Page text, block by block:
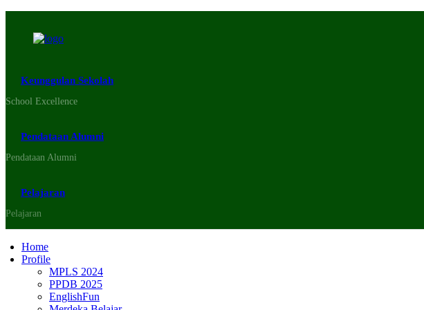
Keunggulan Sekolah
School Excellence
Pendataan Alumni
Pendataan Alumni
Pelajaran
Pelajaran
Home
Profile
MPLS 2024
PPDB 2025
EnglishFun